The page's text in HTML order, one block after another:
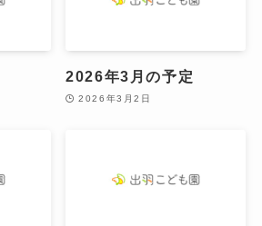
2026年3月の予定
2026年3月2日